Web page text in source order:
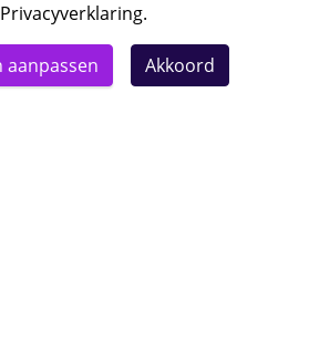
Privacyverklaring.
aanpassen Akkoord